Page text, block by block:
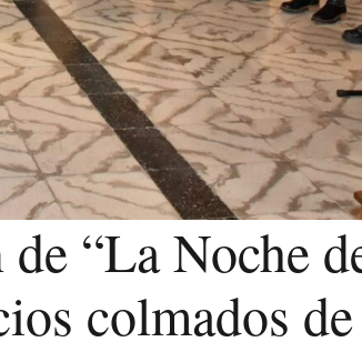
“La Noche
colmados